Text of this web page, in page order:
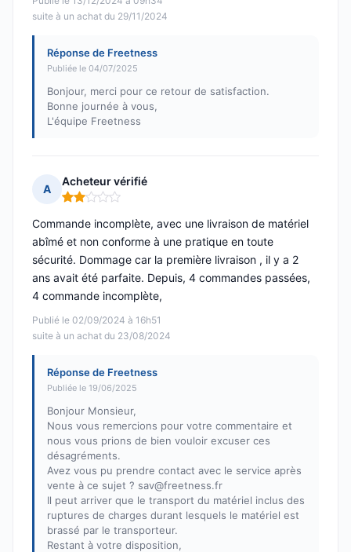
suite à un achat du 29/11/2024
Réponse de Freetness
Publiée le 04/07/2025
Bonjour, merci pour ce retour de satisfaction.
Bonne journée à vous,
L'équipe Freetness
A
Acheteur vérifié
Note : 2 sur 5
Publié le 02/09/2024 à 16h51
suite à un achat du 23/08/2024
Commande incomplète, avec une livraison de matériel
abîmé et non conforme à une pratique en toute
sécurité. Dommage car la première livraison , il y a 2
ans avait été parfaite. Depuis, 4 commandes passées,
4 commande incomplète,
Réponse de Freetness
Publiée le 19/06/2025
Bonjour Monsieur,
Nous vous remercions pour votre commentaire et
nous vous prions de bien vouloir excuser ces
désagréments.
Avez vous pu prendre contact avec le service après
vente à ce sujet ? sav@freetness.fr
Il peut arriver que le transport du matériel inclus des
ruptures de charges durant lesquels le matériel est
brassé par le transporteur.
Restant à votre disposition,